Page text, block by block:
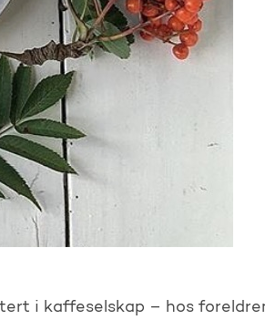
i kaffeselskap – hos